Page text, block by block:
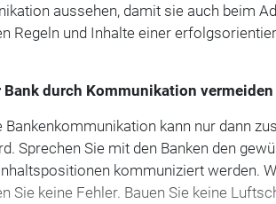
aussehen, damit sie auch beim
Regeln und Inhalte einer
Bank durch Kommunikation vermeiden
kann nur dann
Sprechen Sie mit den Banken den
kommuniziert werden.
Sie keine Fehler. Bauen Sie keine